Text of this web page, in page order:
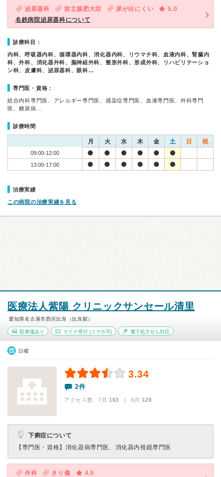
泌尿器科 前立腺肥大症 尿が出にくい
5.0
名鉄病院泌尿器科について
診療科目：
内科、呼吸器内科、循環器内科、消化器内科、リウマチ科、血液内科、腎臓内
科、外科、消化器外科、脳神経外科、整形外科、形成外科、リハビリテーショ
ン科、皮膚科、泌尿器科、眼科…
専門医・資格：
総合内科専門医、アレルギー専門医、感染症専門医、血液専門医、外科専門
医、糖尿病…
診療時間
月 火 水 木 金 土 日 祝
09:00-12:00
13:00-17:00
治療実績
この病院の治療実績を見る
医療法人紫陽 クリニックサンセール清里
愛知県名古屋市西区比良（比良駅）
駐車場あり マイナ受付(スマホ可) 電子処方せん対応
日曜
3.34
2件
アクセス数 7月:163 | 6月:128
下痢症について
【専門医・資格】 消化器病専門医、消化器内視鏡専門医
外科 きり傷
4.5